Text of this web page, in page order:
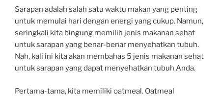
Sarapan adalah salah satu waktu makan yang penting
untuk memulai hari dengan energi yang cukup. Namun,
seringkali kita bingung memilih jenis makanan sehat
untuk sarapan yang benar-benar menyehatkan tubuh.
Nah, kali ini kita akan membahas 5 jenis makanan sehat
untuk sarapan yang dapat menyehatkan tubuh Anda.
Pertama-tama, kita memiliki oatmeal. Oatmeal